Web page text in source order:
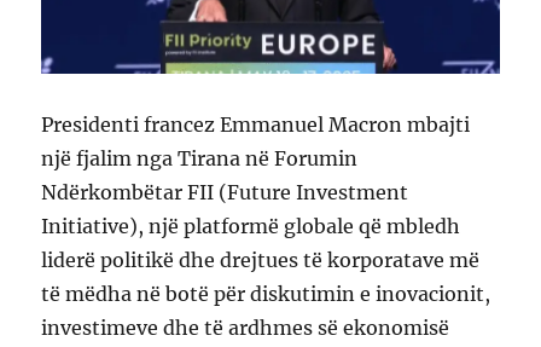
Presidenti francez Emmanuel Macron mbajti
një fjalim nga Tirana në Forumin
Ndërkombëtar FII (Future Investment
Initiative), një platformë globale që mbledh
liderë politikë dhe drejtues të korporatave më
të mëdha në botë për diskutimin e inovacionit,
investimeve dhe të ardhmes së ekonomisë